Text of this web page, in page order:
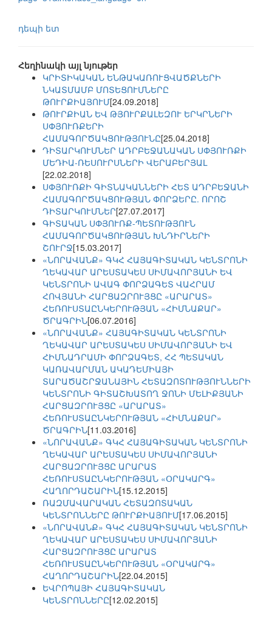
դեպի ետ
Հեղինակի այլ նյութեր
ԿՐԻՏԻԿԱԿԱՆ ԵՆԹԱԿԱՌՈՒՑՎԱԾՔՆԵՐԻ
ՆԿԱՏՄԱՄԲ ՄՈՏԵՑՈՒՄՆԵՐԸ
ԹՈՒՐՔԻԱՅՈՒՄ[24.09.2018]
ԹՈՒՐՔԻԱՆ ԵՎ ԹՅՈՒՐՔԱԼԵԶՈՒ ԵՐԿՐՆԵՐԻ
ՍՓՅՈՒՌՔԵՐԻ
ՀԱՄԱԳՈՐԾԱԿՑՈՒԹՅՈՒՆԸ[25.04.2018]
ԴԻՏԱՐԿՈՒՄՆԵՐ ԱԴՐԲԵՋԱՆԱԿԱՆ ՍՓՅՈՒՌՔԻ
ՄԵԴԻԱ-ՌԵՍՈՒՐՍՆԵՐԻ ՎԵՐԱԲԵՐՅԱԼ
[22.02.2018]
ՍՓՅՈՒՌՔԻ ԳԻՏՆԱԿԱՆՆԵՐԻ ՀԵՏ ԱԴՐԲԵՋԱՆԻ
ՀԱՄԱԳՈՐԾԱԿՑՈՒԹՅԱՆ ՓՈՐՁԵՐԸ. ՈՐՈՇ
ԴԻՏԱՐԿՈՒՄՆԵՐ[27.07.2017]
ԳԻՏԱԿԱՆ ՍՓՅՈՒՌՔ-ՊԵՏՈՒԹՅՈՒՆ
ՀԱՄԱԳՈՐԾԱԿՑՈՒԹՅԱՆ ԽՆԴԻՐՆԵՐԻ
ՇՈՒՐՋ[15.03.2017]
«ՆՈՐԱՎԱՆՔ» ԳԿՀ ՀԱՅԱԳԻՏԱԿԱՆ ԿԵՆՏՐՈՆԻ
ՂԵԿԱՎԱՐ ԱՐԵՍՏԱԿԵՍ ՍԻՄԱՎՈՐՅԱՆԻ ԵՎ
ԿԵՆՏՐՈՆԻ ԱՎԱԳ ՓՈՐՁԱԳԵՏ ՎԱՀՐԱՄ
ՀՈՎՅԱՆԻ ՀԱՐՑԱԶՐՈՒՅՑԸ «ԱՐԱՐԱՏ»
ՀԵՌՈՒՍՏԱԸՆԿԵՐՈՒԹՅԱՆ «ՀԻՄՆԱՔԱՐ»
ԾՐԱԳՐԻՆ[06.07.2016]
«ՆՈՐԱՎԱՆՔ» ՀԱՅԱԳԻՏԱԿԱՆ ԿԵՆՏՐՈՆԻ
ՂԵԿԱՎԱՐ ԱՐԵՍՏԱԿԵՍ ՍԻՄԱՎՈՐՅԱՆԻ ԵՎ
ՀԻՄՆԱԴՐԱՄԻ ՓՈՐՁԱԳԵՏ, ՀՀ ՊԵՏԱԿԱՆ
ԿԱՌԱՎԱՐՄԱՆ ԱԿԱԴԵՄԻԱՅԻ
ՏԱՐԱԾԱՇՐՋԱՆԱՅԻՆ ՀԵՏԱԶՈՏՈՒԹՅՈՒՆՆԵՐԻ
ԿԵՆՏՐՈՆԻ ԳԻՏԱՇԽԱՏՈՂ ՋՈՆԻ ՄԵԼԻՔՅԱՆԻ
ՀԱՐՑԱԶՐՈՒՅՑԸ «ԱՐԱՐԱՏ»
ՀԵՌՈՒՍՏԱԸՆԿԵՐՈՒԹՅԱՆ «ՀԻՄՆԱՔԱՐ»
ԾՐԱԳՐԻՆ[11.03.2016]
«ՆՈՐԱՎԱՆՔ» ԳԿՀ ՀԱՅԱԳԻՏԱԿԱՆ ԿԵՆՏՐՈՆԻ
ՂԵԿԱՎԱՐ ԱՐԵՍՏԱԿԵՍ ՍԻՄԱՎՈՐՅԱՆԻ
ՀԱՐՑԱԶՐՈՒՅՑԸ ԱՐԱՐԱՏ
ՀԵՌՈՒՍՏԱԸՆԿԵՐՈՒԹՅԱՆ «ՕՐԱԿԱՐԳ»
ՀԱՂՈՐԴԱՇԱՐԻՆ[15.12.2015]
ՌԱԶՄԱՎԱՐԱԿԱՆ ՀԵՏԱԶՈՏԱԿԱՆ
ԿԵՆՏՐՈՆՆԵՐԸ ԹՈՒՐՔԻԱՅՈՒՄ[17.06.2015]
«ՆՈՐԱՎԱՆՔ» ԳԿՀ ՀԱՅԱԳԻՏԱԿԱՆ ԿԵՆՏՐՈՆԻ
ՂԵԿԱՎԱՐ ԱՐԵՍՏԱԿԵՍ ՍԻՄԱՎՈՐՅԱՆԻ
ՀԱՐՑԱԶՐՈՒՅՑԸ ԱՐԱՐԱՏ
ՀԵՌՈՒՍՏԱԸՆԿԵՐՈՒԹՅԱՆ «ՕՐԱԿԱՐԳ»
ՀԱՂՈՐԴԱՇԱՐԻՆ[22.04.2015]
ԵՎՐՈՊԱՅԻ ՀԱՅԱԳԻՏԱԿԱՆ
ԿԵՆՏՐՈՆՆԵՐԸ[12.02.2015]